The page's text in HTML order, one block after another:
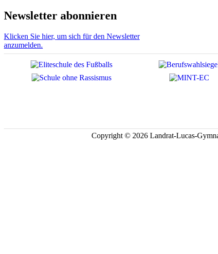
Newsletter abonnieren
Klicken Sie hier, um sich für den Newsletter
anzumelden.
Copyright © 2026 Landrat-Lucas-